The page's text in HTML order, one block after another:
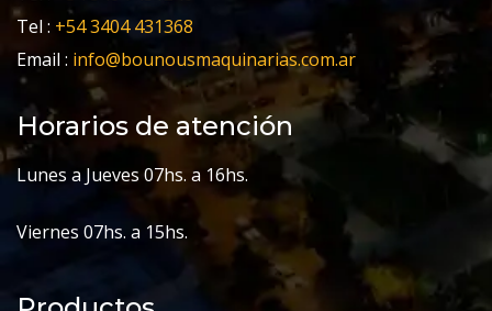
Tel : +54 3404 431368
Email : info@bounousmaquinarias.com.ar
Horarios de atención
Lunes a Jueves 07hs. a 16hs.
Viernes 07hs. a 15hs.